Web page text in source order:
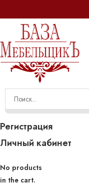
Регистрация
Личный кабинет
No products
in the cart.